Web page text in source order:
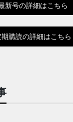
新号の詳細はこちら
期購読の詳細はこちら